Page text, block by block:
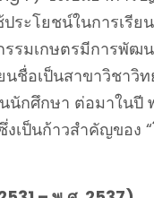
ระโยชน์ในการเรีย
รมเกษตรมีการพัฒ
นชื่อเป็นสาขาวิชาวิ
นักศึกษา ต่อมาในปี
เป็นก้าวสำคัญของ